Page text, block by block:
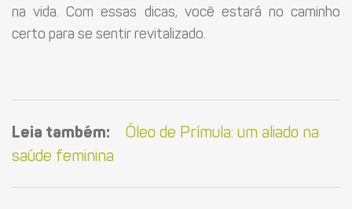
na vida. Com essas dicas, você estará no caminho
certo para se sentir revitalizado.
Leia também:
Óleo de Prímula: um aliado na
saúde feminina